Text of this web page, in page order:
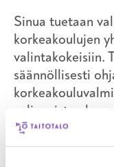
Sinua tuetaan
korkeakoulujen
valintakokeisiin.
säännöllisesti
valinnaisten
Jos olet